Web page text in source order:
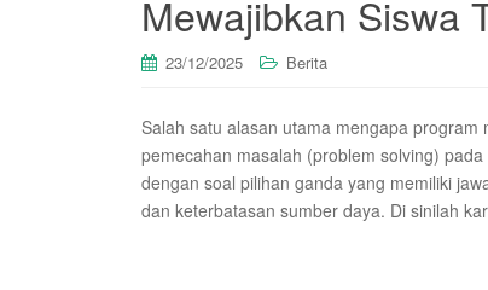
Mewajibkan Siswa
23/12/2025 Berita
Salah satu alasan utama mengapa
pemecahan masalah (problem solving)
dengan soal pilihan ganda yang memiliki
dan keterbatasan sumber daya. Di sinilah